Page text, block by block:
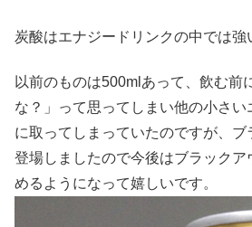
炭酸はエナジードリンクの中では強
以前のものは500mlあって、飲む前
な？」って思ってしまい他の小さ
に取ってしまっていたのですが、
登場しましたので今後はブラックア
めるようになって嬉しいです。